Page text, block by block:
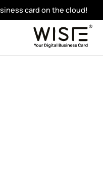
card on the cloud!